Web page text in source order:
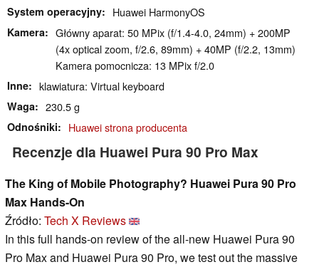
System operacyjny Huawei HarmonyOS
Kamera
Główny aparat: 50 MPix (f/1.4-4.0, 24mm) + 200MP
(4x optical zoom, f/2.6, 89mm) + 40MP (f/2.2, 13mm)
Kamera pomocnicza: 13 MPix f/2.0
Inne klawiatura: Virtual keyboard
Waga 230.5 g
Odnośniki Huawei strona producenta
Recenzje dla Huawei Pura 90 Pro Max
The King of Mobile Photography? Huawei Pura 90 Pro
Max Hands-On
Źródło: Tech X Reviews
In this full hands-on review of the all-new Huawei Pura 90
Pro Max and Huawei Pura 90 Pro, we test out the massive